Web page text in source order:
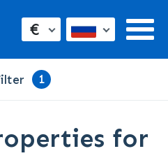
€
1
for